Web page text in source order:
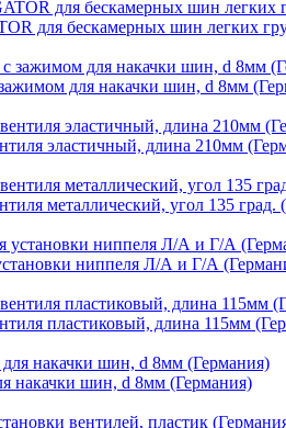
для бескамерных шин легких
для накачки шин, d 8мм
эластичный, длина 210мм
металлический, угол 135 град.
ниппеля Л/А и Г/А
пластиковый, длина 115мм
накачки шин, d 8мм (Германия)